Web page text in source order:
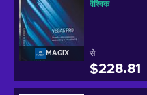
MAGIX
वैश्विक
से
$228.81